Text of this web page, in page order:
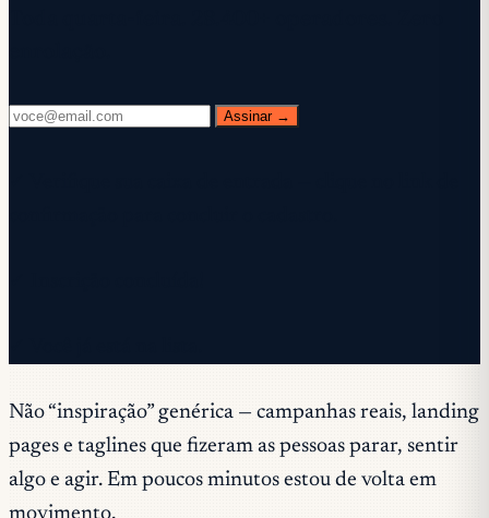
Assinar →
Não “inspiração” genérica — campanhas reais, landing
pages e taglines que fizeram as pessoas parar, sentir
algo e agir. Em poucos minutos estou de volta em